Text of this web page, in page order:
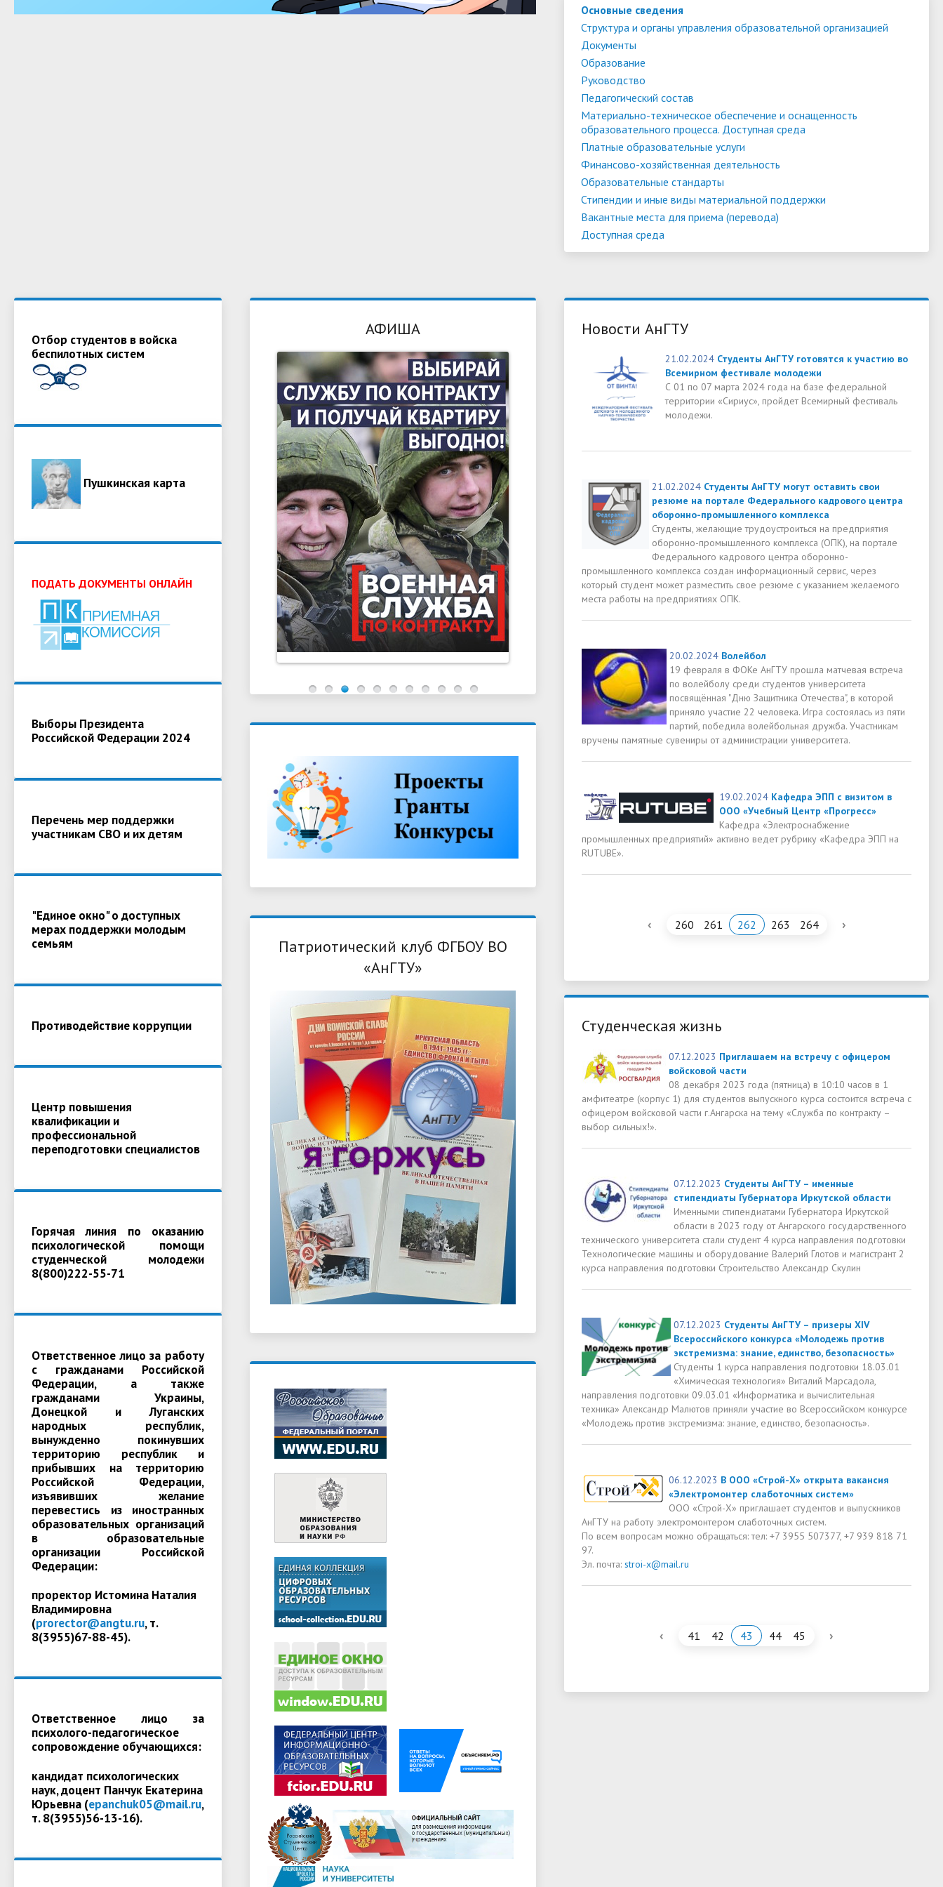
Основные сведения
Структура и органы управления образовательной организацией
Документы
Образование
Руководство
Педагогический состав
Материально-техническое обеспечение и оснащенность
образовательного процесса. Доступная среда
Платные образовательные услуги
Финансово-хозяйственная деятельность
Образовательные стандарты
Стипендии и иные виды материальной поддержки
Вакантные места для приема (перевода)
Доступная среда
Отбор студентов в войска
беспилотных систем
Пушкинская карта
ПОДАТЬ ДОКУМЕНТЫ ОНЛАЙН
Выборы Президента
Российской Федерации 2024
Перечень мер поддержки
участникам СВО и их детям
"Единое окно" о доступных
мерах поддержки молодым
семьям
Противодействие коррупции
Центр повышения
квалификации и
профессиональной
переподготовки специалистов
Горячая линия по оказанию
психологической помощи
студенческой молодежи
8(800)222-55-71
Ответственное лицо за работу
с гражданами Российской
Федерации, а также
гражданами Украины,
Донецкой и Луганских
народных республик,
вынужденно покинувших
территорию республик и
прибывших на территорию
Российской Федерации,
изъявивших желание
перевестись из иностранных
образовательных организаций
в образовательные
организации Российской
Федерации:
проректор Истомина Наталия
Владимировна
(prorector@angtu.ru, т.
8(3955)67-88-45).
Ответственное лицо за
психолого-педагогическое
сопровождение обучающихся:
кандидат психологических
наук, доцент Панчук Екатерина
Юрьевна (epanchuk05@mail.ru,
т. 8(3955)56-13-16).
АФИША
Патриотический клуб ФГБОУ ВО
«АнГТУ»
Новости АнГТУ
21.02.2024 Студенты АнГТУ готовятся к участию во
Всемирном фестивале молодежи
С 01 по 07 марта 2024 года на базе федеральной
территории «Сириус», пройдет Всемирный фестиваль
молодежи.
21.02.2024 Студенты АнГТУ могут оставить свои
резюме на портале Федерального кадрового центра
оборонно-промышленного комплекса
Студенты, желающие трудоустроиться на предприятия
оборонно-промышленного комплекса (ОПК), на портале
Федерального кадрового центра оборонно-
промышленного комплекса создан информационный сервис, через
который студент может разместить свое резюме с указанием желаемого
места работы на предприятиях ОПК.
20.02.2024 Волейбол
19 февраля в ФОКе АнГТУ прошла матчевая встреча
по волейболу среди студентов университета
посвящённая "Дню Защитника Отечества", в которой
приняло участие 22 человека. Игра состоялась из пяти
партий, победила волейбольная дружба. Участникам
вручены памятные сувениры от администрации университета.
19.02.2024 Кафедра ЭПП с визитом в
ООО «Учебный Центр «Прогресс»
Кафедра «Электроснабжение
промышленных предприятий» активно ведет рубрику «Кафедра ЭПП на
RUTUBE».
‹ 260 261 262 263 264 ›
Студенческая жизнь
07.12.2023 Приглашаем на встречу с офицером
войсковой части
08 декабря 2023 года (пятница) в 10:10 часов в 1
амфитеатре (корпус 1) для студентов выпускного курса состоится встреча с
офицером войсковой части г.Ангарска на тему «Служба по контракту –
выбор сильных!».
07.12.2023 Студенты АнГТУ – именные
стипендиаты Губернатора Иркутской области
Именными стипендиатами Губернатора Иркутской
области в 2023 году от Ангарского государственного
технического университета стали студент 4 курса направления подготовки
Технологические машины и оборудование Валерий Глотов и магистрант 2
курса направления подготовки Строительство Александр Скулин
07.12.2023 Студенты АнГТУ – призеры ХIV
Всероссийского конкурса «Молодежь против
экстремизма: знание, единство, безопасность»
Студенты 1 курса направления подготовки 18.03.01
«Химическая технология» Виталий Марсадола,
направления подготовки 09.03.01 «Информатика и вычислительная
техника» Александр Малютов приняли участие во Всероссийском конкурсе
«Молодежь против экстремизма: знание, единство, безопасность».
06.12.2023 В ООО «Строй-Х» открыта вакансия
«Электромонтер слаботочных систем»
ООО «Строй-Х» приглашает студентов и выпускников
АнГТУ на работу электромонтером слаботочных систем.
По всем вопросам можно обращаться: тел: +7 3955 507377, +7 939 818 71
97.
Эл. почта: stroi-x@mail.ru
‹ 41 42 43 44 45 ›